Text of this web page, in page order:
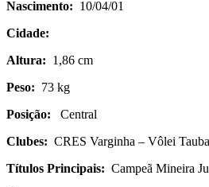
Nascimento: 10/04/01
Cidade:
Altura: 1,86 cm
Peso: 73 kg
Posição: Central
Clubes: CRES Varginha – Vôlei
Títulos Principais: Campeã Mineira